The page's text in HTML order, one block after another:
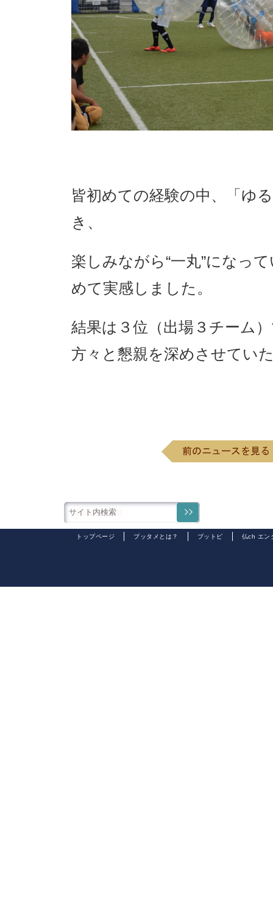
皆初めての経験の中、「ゆ
き、
楽しみながら“一丸”になっ
めて実感しました。
結果は３位（出場３チーム
方々と懇親を深めさせてい
トップページ ブッタメとは？ ブットピ 仏ch エン